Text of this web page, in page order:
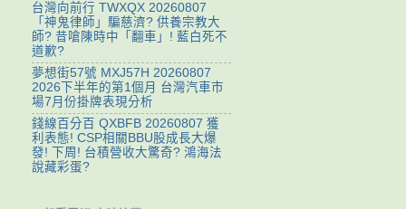
台灣向前行 TWXQX 20260807
「神鬼律師」騙慈濟? 供養宗教大
師? 昔嗆陳時中「翻車」! 藍白死不
道歉?
夢想街57號 MXJ57H 20260807
2026下半年的第1個月 台灣汽車市
場7月份掛牌表現分析
錢線百分百 QXBFB 20260807 獲
利表態! CSP相關BBU股成長大爆
發! 下周! 台積營收大驚奇? 鴻海法
說藏彩蛋?